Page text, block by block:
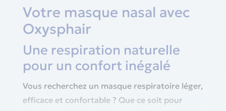
Votre masque nasal avec
Oxysphair
Une respiration naturelle
pour un confort inégalé
Vous recherchez un masque respiratoire léger,
efficace et confortable ? Que ce soit pour